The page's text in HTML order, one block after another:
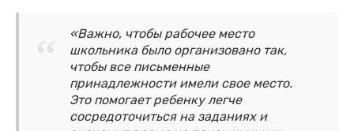
«Важно, чтобы рабочее место
школьника было организовано так,
чтобы все письменные
принадлежности имели свое место.
Это помогает ребенку легче
сосредоточиться на заданиях и